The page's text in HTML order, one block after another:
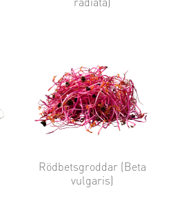
Rödbetsgroddar (Beta
vulgaris)